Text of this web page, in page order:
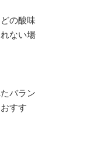
の酸味
ない場
バラン
すす